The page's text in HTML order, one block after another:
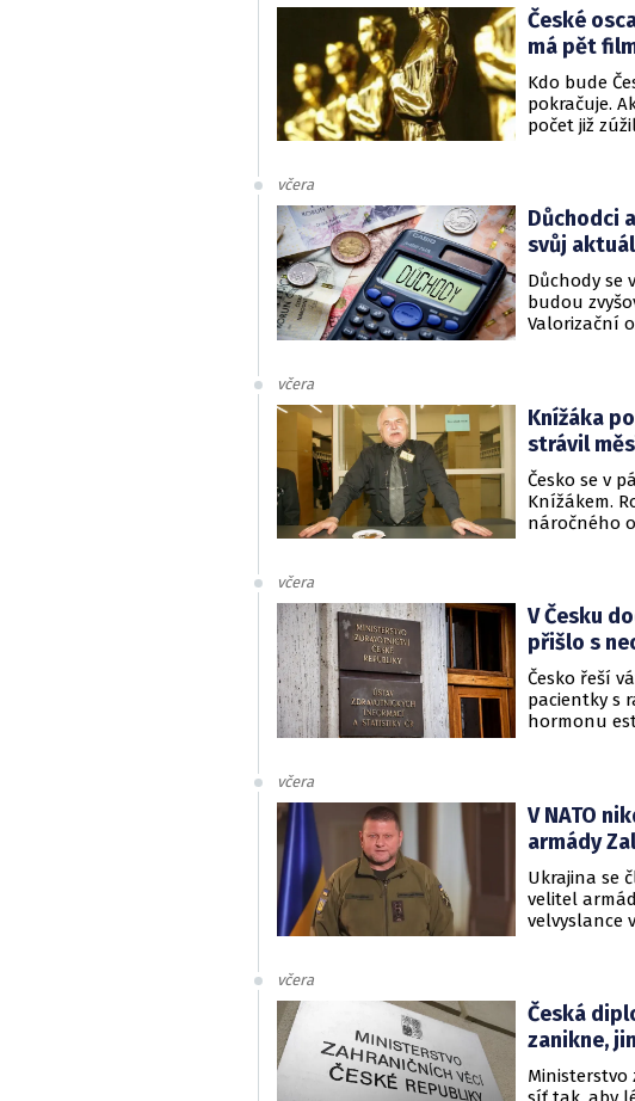
České
má pět
Kdo bude
pokračuje.
počet již
včera
Důchodci
svůj
Důchody se
budou
Valorizační
včera
Knížáka
strávil
Česko se v
Knížákem.
náročného
včera
V Česku
přišlo s
Česko řeší
pacientky s
hormonu
včera
V NATO
armády
Ukrajina se
velitel
velvyslance
včera
Česká
zanikne,